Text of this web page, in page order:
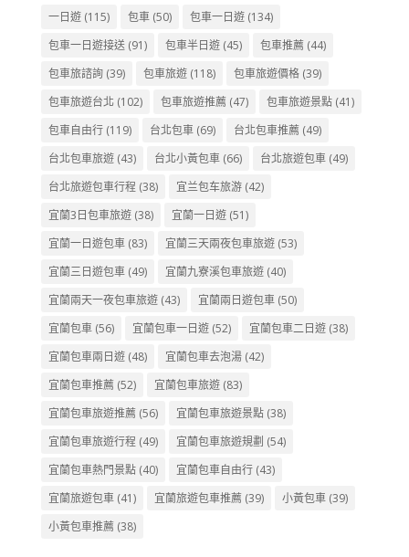
一日遊(115) 包車(50) 包車一日遊(134)
包車一日遊接送(91) 包車半日遊(45) 包車推薦(44)
包車旅諮詢(39) 包車旅遊(118) 包車旅遊價格(39)
包車旅遊台北 (102) 包車旅遊推薦(47) 包車旅遊景點(41)
包車自由行(119) 台北包車(69) 台北包車推薦(49)
台北包車旅遊(43) 台北小黃包車(66) 台北旅遊包車(49)
台北旅遊包車行程 (38) 宜兰包车旅游(42)
宜蘭3日包車旅遊(38) 宜蘭一日遊(51)
宜蘭一日遊包車(83) 宜蘭三天兩夜包車旅遊(53)
宜蘭三日遊包車(49) 宜蘭九寮溪包車旅遊(40)
宜蘭兩天一夜包車旅遊(43) 宜蘭兩日遊包車(50)
宜蘭包車(56) 宜蘭包車一日遊(52) 宜蘭包車二日遊(38)
宜蘭包車兩日遊(48) 宜蘭包車去泡湯(42)
宜蘭包車推薦(52) 宜蘭包車旅遊(83)
宜蘭包車旅遊推薦(56) 宜蘭包車旅遊景點(38)
宜蘭包車旅遊行程 (49) 宜蘭包車旅遊規劃 (54)
宜蘭包車熱門景點(40) 宜蘭包車自由行(43)
宜蘭旅遊包車(41) 宜蘭旅遊包車推薦(39) 小黃包車(39)
小黃包車推薦(38)